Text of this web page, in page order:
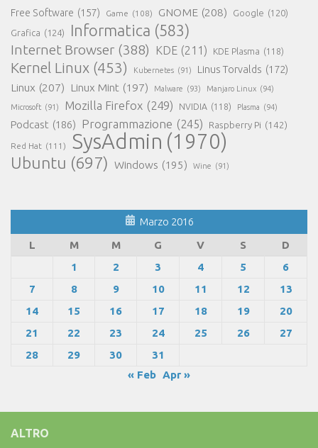
Free Software (157) Game (108) GNOME (208) Google (120)
Grafica (124) Informatica (583)
Internet Browser (388) KDE (211) KDE Plasma (118)
Kernel Linux (453) Kubernetes (91) Linus Torvalds (172)
Linux (207) Linux Mint (197) Malware (93) Manjaro Linux (94)
Microsoft (91) Mozilla Firefox (249) NVIDIA (118) Plasma (94)
Podcast (186) Programmazione (245) Raspberry Pi (142)
Red Hat (111) SysAdmin (1970)
Ubuntu (697) Windows (195) Wine (91)
Marzo 2016
L
M M G V S
D
1
2 3 4 5
6
7
8 9 10 11 12
13
14
15 16 17 18 19
20
21
22 23 24 25 26
27
28
29 30
31
« Feb Apr »
ALTRO